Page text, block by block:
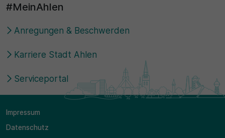
#MeinAhlen
Anregungen & Beschwerden
Karriere Stadt Ahlen
Serviceportal
Impressum
Datenschutz